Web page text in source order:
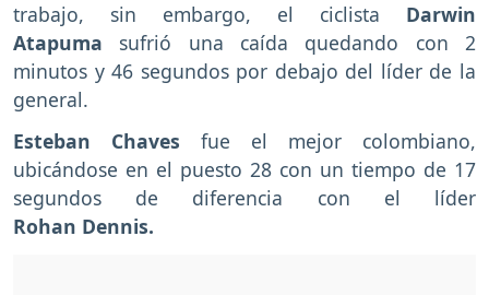
trabajo, sin embargo, el ciclista Darwin
Atapuma sufrió una caída quedando con 2
minutos y 46 segundos por debajo del líder de la
general.
Esteban Chaves fue el mejor colombiano,
ubicándose en el puesto 28 con un tiempo de 17
segundos de diferencia con el líder
Rohan Dennis.